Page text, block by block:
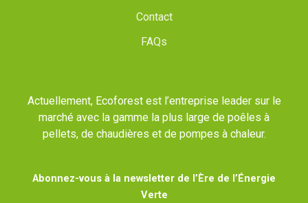
Contact
FAQs
Actuellement, Ecoforest est l’entreprise leader sur le
marché avec la gamme la plus large de poêles à
pellets, de chaudières et de pompes à chaleur.
Abonnez-vous à la newsletter de l’Ère de l’Énergie
Verte